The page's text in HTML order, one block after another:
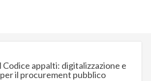
appalti: digitalizzazione e
il procurement pubblico